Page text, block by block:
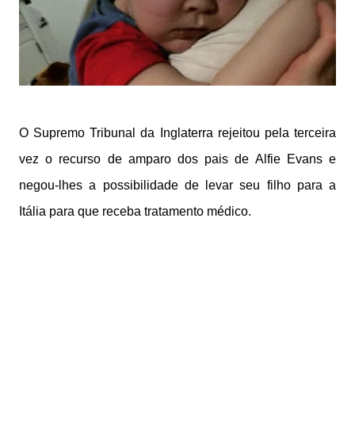
O Supremo Tribunal da Inglaterra rejeitou pela terceira
vez o recurso de amparo dos pais de Alfie Evans e
negou-lhes a possibilidade de levar seu filho para a
Itália para que receba tratamento médico.